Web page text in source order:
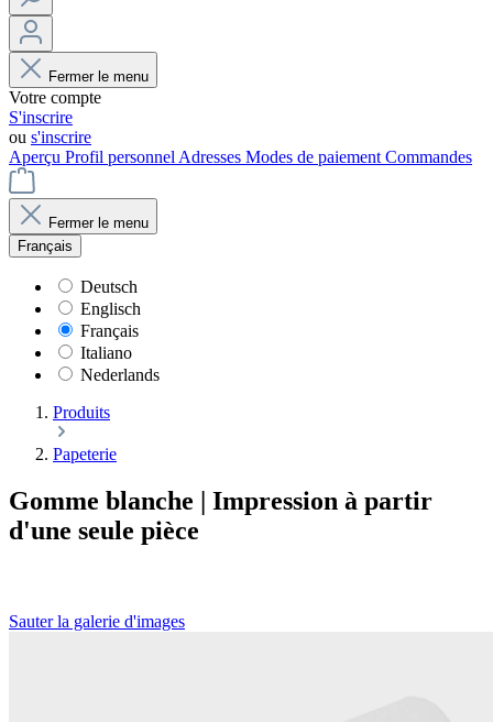
Fermer le menu
Votre compte
S'inscrire
ou s'inscrire
Aperçu Profil personnel Adresses Modes de paiement Commandes
Fermer le menu
Français
Deutsch
Englisch
Français
Italiano
Nederlands
Produits
Papeterie
Gomme blanche | Impression à partir
d'une seule pièce
Sauter la galerie d'images